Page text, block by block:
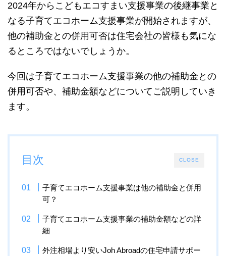
2024年からこどもエコすまい支援事業の後継事業と
なる子育てエコホーム支援事業が開始されますが、
他の補助金との併用可否は住宅会社の皆様も気にな
るところではないでしょうか。
今回は子育てエコホーム支援事業の他の補助金との
併用可否や、補助金額などについてご説明していき
ます。
CLOSE
目次
子育てエコホーム支援事業は他の補助金と併用
可？
子育てエコホーム支援事業の補助金額などの詳
細
外注相場より安いJoh Abroadの住宅申請サポー